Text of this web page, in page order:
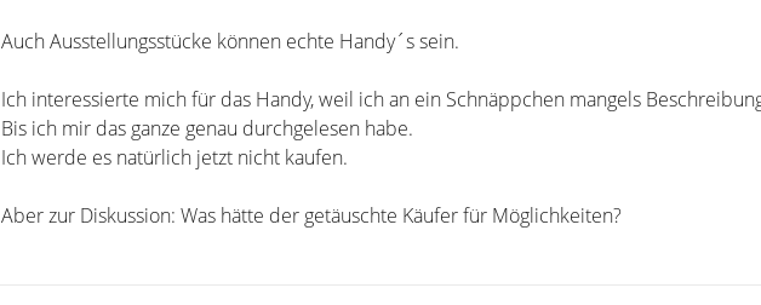
Auch Ausstellungsstücke können echte Handy´s sein.
Ich interessierte mich für das Handy, weil ich an ein Schnäppchen mangels
Bis ich mir das ganze genau durchgelesen habe.
Ich werde es natürlich jetzt nicht kaufen.
Aber zur Diskussion: Was hätte der getäuschte Käufer für Möglichkeiten?